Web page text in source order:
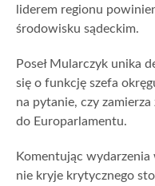
liderem regionu
środowisku sądeckim.
Poseł Mularczyk unika
się o funkcję szefa
na pytanie, czy
do Europarlamentu.
Komentując
nie kryje krytycznego